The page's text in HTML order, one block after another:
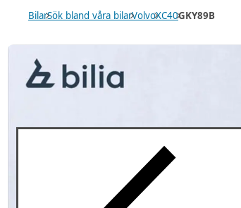
BilarSök bland våra bilarVolvoXC40GKY89B